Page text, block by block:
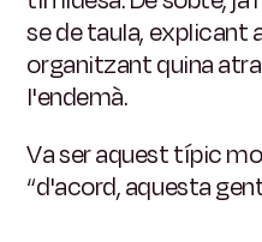
se de taula, explicant
organitzant quina
l'endemà.
Va ser aquest típic
“d'acord, aquesta